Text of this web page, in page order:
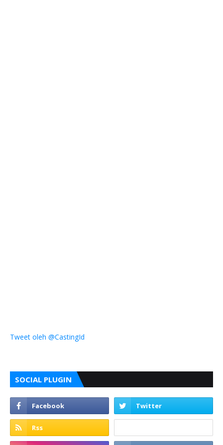
Tweet oleh @CastingId
SOCIAL PLUGIN